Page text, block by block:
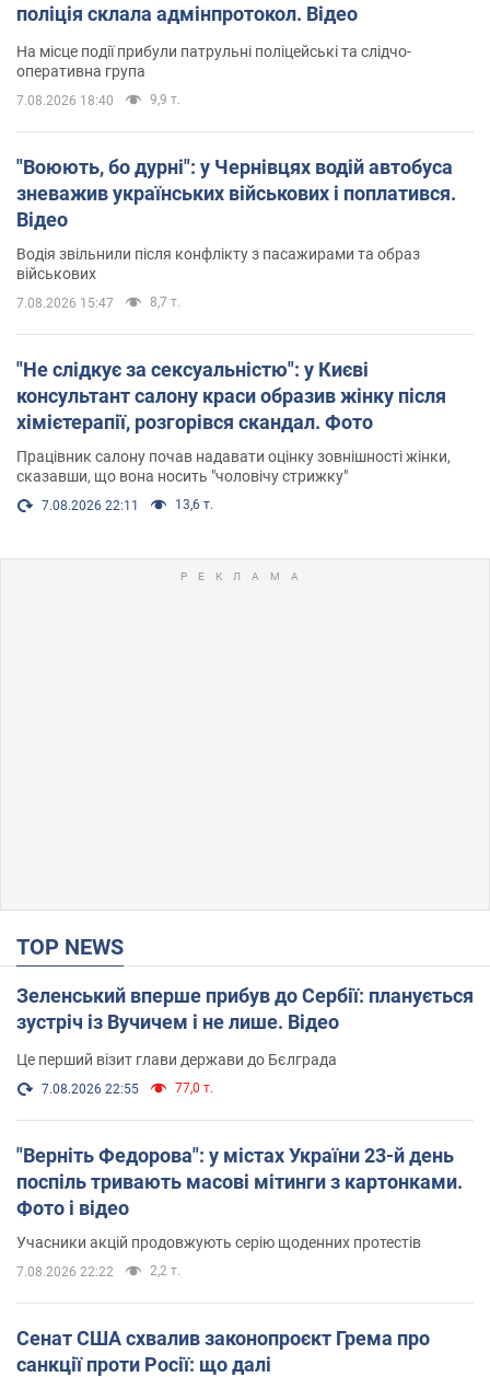
поліція склала адмінпротокол. Відео
На місце події прибули патрульні поліцейські та слідчо-
оперативна група
7.08.2026 18:40 9,9 т.
"Воюють, бо дурні": у Чернівцях водій автобуса
зневажив українських військових і поплатився.
Відео
Водія звільнили після конфлікту з пасажирами та образ
військових
7.08.2026 15:47 8,7 т.
"Не слідкує за сексуальністю": у Києві
консультант салону краси образив жінку після
хімієтерапії, розгорівся скандал. Фото
Працівник салону почав надавати оцінку зовнішності жінки,
сказавши, що вона носить "чоловічу стрижку"
7.08.2026 22:11 13,6 т.
TOP NEWS
Зеленський вперше прибув до Сербії: планується
зустріч із Вучичем і не лише. Відео
Це перший візит глави держави до Бєлграда
7.08.2026 22:55 77,0 т.
"Верніть Федорова": у містах України 23-й день
поспіль тривають масові мітинги з картонками.
Фото і відео
Учасники акцій продовжують серію щоденних протестів
7.08.2026 22:22 2,2 т.
Сенат США схвалив законопроєкт Грема про
санкції проти Росії: що далі